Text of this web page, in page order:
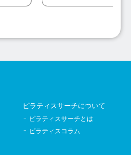
ピラティスサーチについて
ピラティスサーチとは
ピラティスコラム